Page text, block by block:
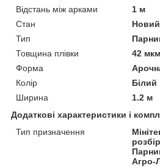
Відстань між арками
1 м
Стан
Новий
Тип
Товщина плівки
42 мкм
Форма
Колір
Білий
Ширина
1.2 м
Додаткові характеристики і
Тип призначення
Агро-